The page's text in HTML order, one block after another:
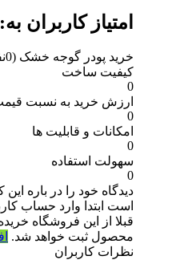
امتیاز کاربران به:
خرید پودر گوجه خشک (0نفر)
کیفیت ساخت
0
ارزش خرید به نسبت
0
امکانات و قابلیت ها
0
سهولت استفاده
0
دیدگاه خود را در باره این
است ابتدا وارد حساب
قبلا از این فروشگاه
محصول ثبت خواهد شد.
نظرات کاربران